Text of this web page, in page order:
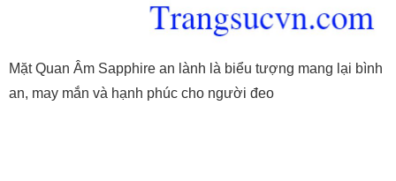
Mặt Quan Âm Sapphire an lành là biểu tượng mang lại bình
an, may mắn và hạnh phúc cho người đeo